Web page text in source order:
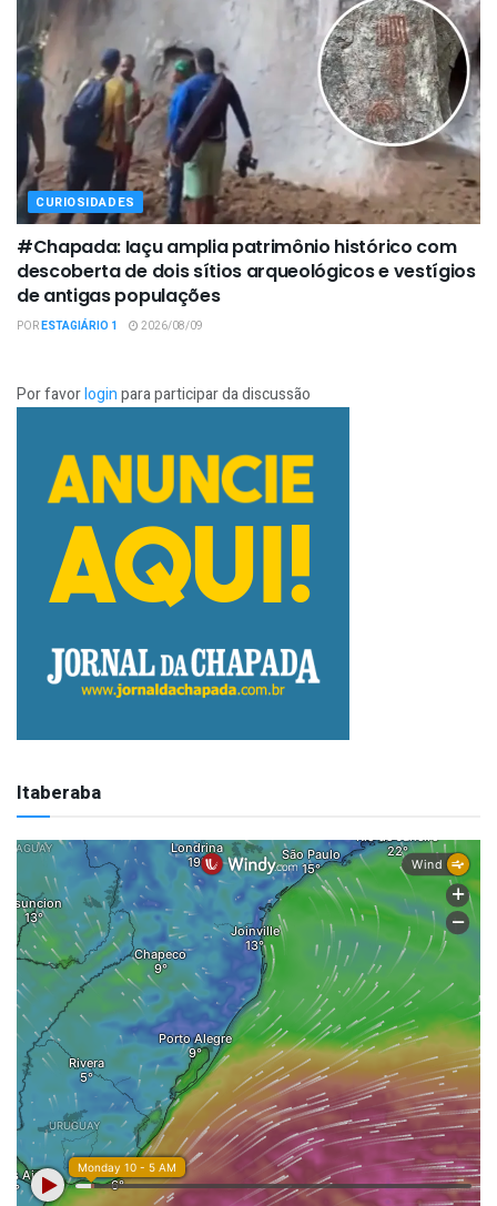
CURIOSIDADES
#Chapada: Iaçu amplia patrimônio histórico com
descoberta de dois sítios arqueológicos e vestígios
de antigas populações
PORESTAGIÁRIO 1 2026/08/09
Por favorloginpara participar da discussão
Itaberaba